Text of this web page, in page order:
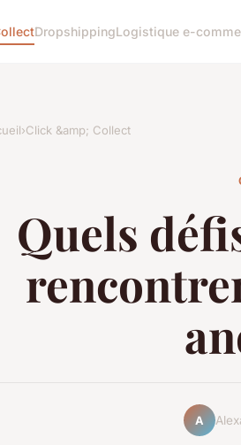
DropshippingLogistique e-
›Click &amp; Collect
Quels
A